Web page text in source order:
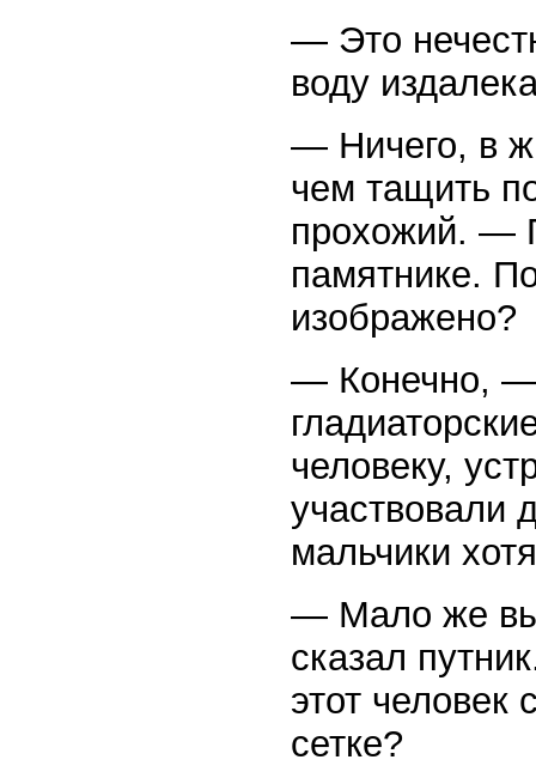
— Это
воду
— Ничего, в
чем тащить
прохожий. —
памятнике.
изображено?
— Конечно, —
человеку,
участвовали
мальчики
— Мало же вы
сказал
этот
сетке?